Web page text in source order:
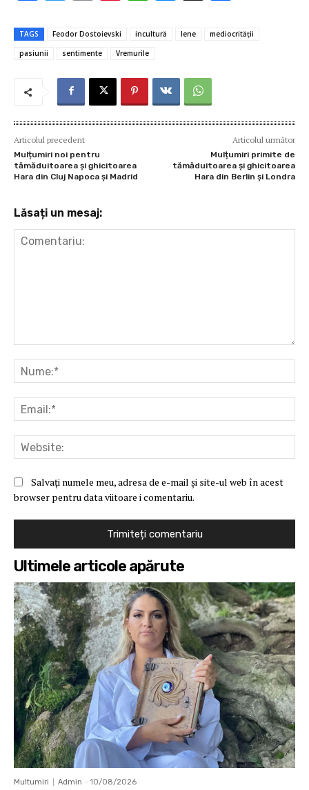
e
b
k
it
te
r
ai
l
er
es
t
at
A
p
p
se
g
er
ta
TAGS Feodor Dostoievski incultură lene
mediocrității
pasiunii
sentimente Vremurile
Articolul precedent
Mulțumiri noi pentru
tămăduitoarea și ghicitoarea
Hara din Cluj Napoca și Madrid
Articolul următor
Mulțumiri primite de
tămăduitoarea și ghicitoarea
Hara din Berlin și Londra
Lăsați un mesaj:
Salvați numele meu, adresa de e-mail și site-ul web în acest
browser pentru data viitoare i comentariu.
Ultimele articole apărute
Multumiri Admin - 10/08/2026